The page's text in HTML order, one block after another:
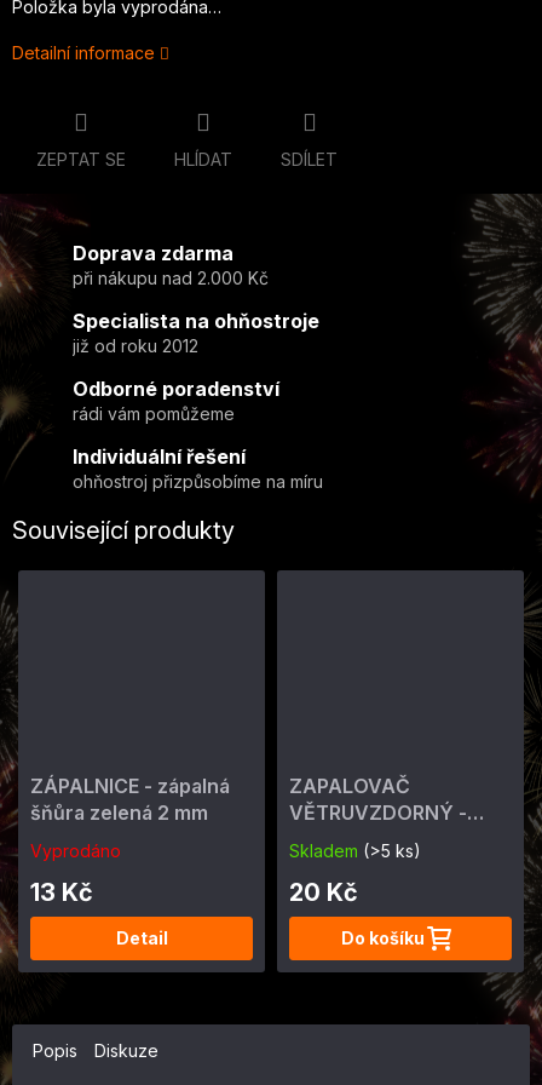
Položka byla vyprodána…
Detailní informace
ZEPTAT SE HLÍDAT SDÍLET
Doprava zdarma
při nákupu nad 2.000 Kč
Specialista na ohňostroje
již od roku 2012
Odborné poradenství
rádi vám pomůžeme
Individuální řešení
ohňostroj přizpůsobíme na míru
Související produkty
ZÁPALNICE - zápalná
šňůra zelená 2 mm
Vyprodáno
13 Kč
Detail
ZAPALOVAČ
VĚTRUVZDORNÝ -
ohňostrojný 4 min
Skladem (>5 ks)
20 Kč
Do košíku
Popis Diskuze